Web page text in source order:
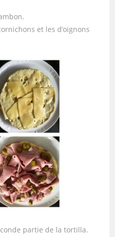
et les d’oignons
partie de la tortilla.